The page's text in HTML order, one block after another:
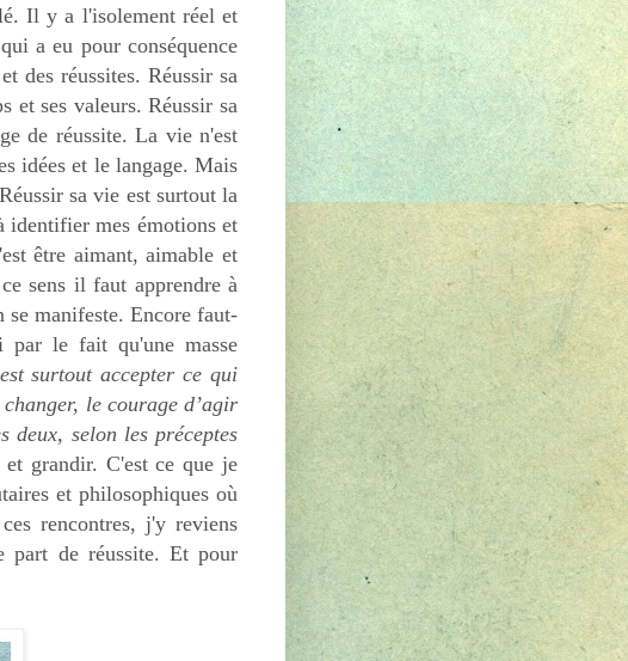
Il y a l'isolement réel et
a eu pour conséquence
des réussites. Réussir sa
et ses valeurs. Réussir sa
de réussite. La vie n'est
idées et le langage. Mais
sa vie est surtout la
identifier mes émotions et
être aimant, aimable et
sens il faut apprendre à
se manifeste. Encore faut-
le fait qu'une masse
surtout accepter ce qui
le courage d’agir
deux, selon les préceptes
grandir. C'est ce que je
et philosophiques où
rencontres, j'y reviens
part de réussite. Et pour